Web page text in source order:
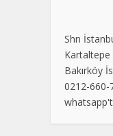
Shn
Bakırköy
0212-660-